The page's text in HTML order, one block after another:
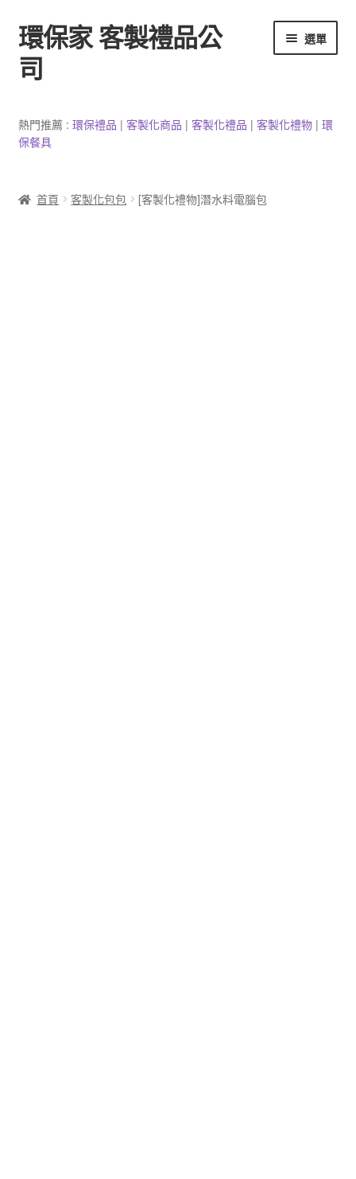
跳
至
導
跳
至
主
容
環保家 客製禮品公
司
選單
3C產品客製
熱門推薦 : 環保禮品 | 客製化商品 | 客製化禮品 | 客製化禮物| 環
保餐具
首頁 客製化包包 [客製化禮物]潛水料電腦包